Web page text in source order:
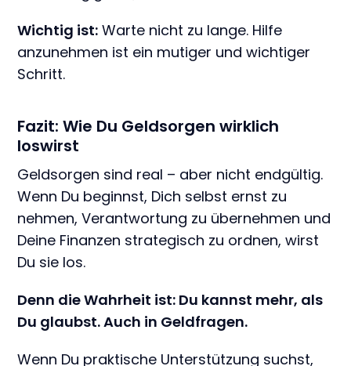
Wichtig ist: Warte nicht zu lange. Hilfe
anzunehmen ist ein mutiger und wichtiger
Schritt.
Fazit: Wie Du Geldsorgen wirklich
loswirst
Geldsorgen sind real – aber nicht endgültig.
Wenn Du beginnst, Dich selbst ernst zu
nehmen, Verantwortung zu übernehmen und
Deine Finanzen strategisch zu ordnen, wirst
Du sie los.
Denn die Wahrheit ist: Du kannst mehr, als
Du glaubst. Auch in Geldfragen.
Wenn Du praktische Unterstützung suchst,